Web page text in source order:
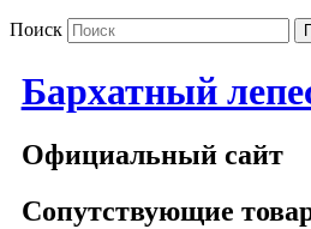
Поиск
Бархатный
Официальный сайт
Сопутствующие